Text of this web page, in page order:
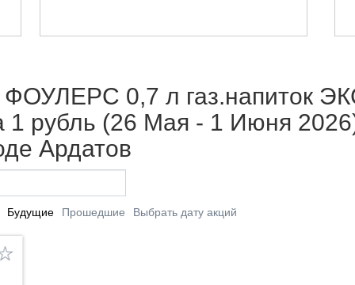
0,7 л газ.напиток
рубль (26 Мая - 1 Июня
Ардатов
Будущие Прошедшие Выбрать дату акций